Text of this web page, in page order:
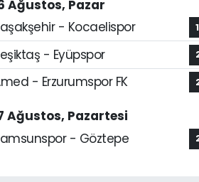
Ağustos, Pazar
- Kocaelispor
- Eyüpspor
- Erzurumspor FK
Ağustos, Pazartesi
- Göztepe